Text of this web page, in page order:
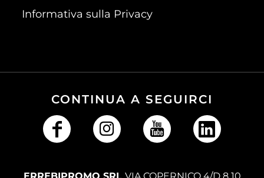
Informativa sulla Privacy
CONTINUA A SEGUIRCI